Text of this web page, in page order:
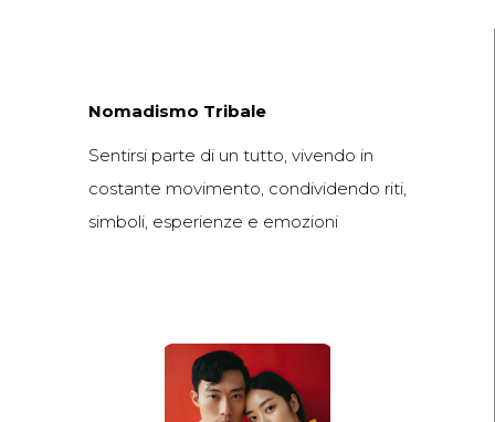
Nomadismo Tribale
Sentirsi parte di un tutto, vivendo in
costante movimento, condividendo riti,
simboli, esperienze e emozioni